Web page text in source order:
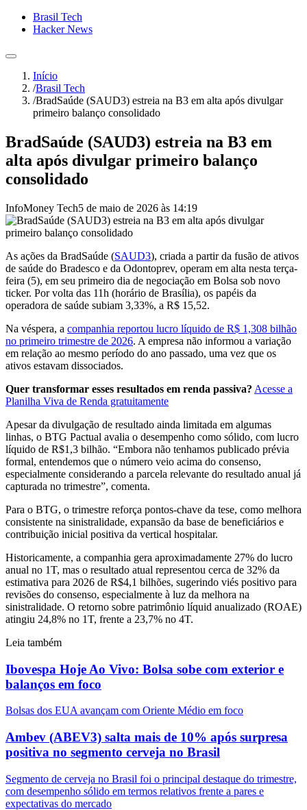
Brasil Tech
Hacker News
Início
/Brasil Tech
/BradSaúde (SAUD3) estreia na B3 em alta após divulgar
primeiro balanço consolidado
BradSaúde (SAUD3) estreia na B3 em
alta após divulgar primeiro balanço
consolidado
InfoMoney Tech5 de maio de 2026 às 14:19
As ações da BradSaúde (SAUD3), criada a partir da fusão de ativos
de saúde do Bradesco e da Odontoprev, operam em alta nesta terça-
feira (5), em seu primeiro dia de negociação em Bolsa sob novo
ticker. Por volta das 11h (horário de Brasília), os papéis da
operadora de saúde subiam 3,33%, a R$ 15,52.
Na véspera, a companhia reportou lucro líquido de R$ 1,308 bilhão
no primeiro trimestre de 2026. A empresa não informou a variação
em relação ao mesmo período do ano passado, uma vez que os
ativos estavam dissociados.
Quer transformar esses resultados em renda passiva? Acesse a
Planilha Viva de Renda gratuitamente
Apesar da divulgação de resultado ainda limitada em algumas
linhas, o BTG Pactual avalia o desempenho como sólido, com lucro
líquido de R$1,3 bilhão. “Embora não tenhamos publicado prévia
formal, entendemos que o número veio acima do consenso,
especialmente considerando a parcela relevante do resultado anual já
capturada no trimestre”, comenta.
Para o BTG, o trimestre reforça pontos-chave da tese, como melhora
consistente na sinistralidade, expansão da base de beneficiários e
contribuição inicial positiva da vertical hospitalar.
Historicamente, a companhia gera aproximadamente 27% do lucro
anual no 1T, mas o resultado atual representou cerca de 32% da
estimativa para 2026 de R$4,1 bilhões, sugerindo viés positivo para
revisões do consenso, especialmente à luz da melhora na
sinistralidade. O retorno sobre patrimônio líquid anualizado (ROAE)
atingiu 24,8% no 1T, frente a 23,7% no 4T.
Leia também
Ibovespa Hoje Ao Vivo: Bolsa sobe com exterior e
balanços em foco
Bolsas dos EUA avançam com Oriente Médio em foco
Ambev (ABEV3) salta mais de 10% após surpresa
positiva no segmento cerveja no Brasil
Segmento de cerveja no Brasil foi o principal destaque do trimestre,
com desempenho sólido em termos relativos frente a pares e
expectativas do mercado